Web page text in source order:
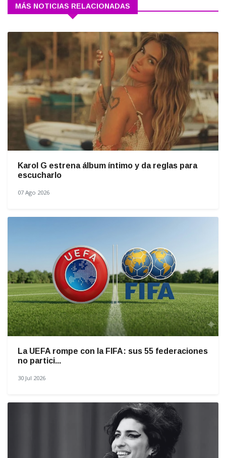
MÁS NOTICIAS RELACIONADAS
Karol G estrena álbum íntimo y da reglas para
escucharlo
07 Ago 2026
La UEFA rompe con la FIFA: sus 55 federaciones
no partici...
30 Jul 2026